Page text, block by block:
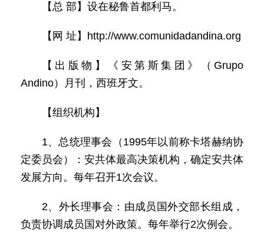
【总 部】设在秘鲁首都利马。
【网 址】http://www.comunidadandina.org
【出版物】《安第斯集团》（Grupo
Andino）月刊，西班牙文。
【组织机构】
1、总统理事会（1995年以前称卡塔赫纳协
定委员会）：安共体最高决策机构，确定安共体
发展方向。每年召开1次会议。
2、外长理事会：由成员国外交部长组成，
负责协调成员国对外政策。每年举行2次例会。